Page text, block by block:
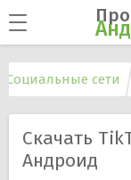
Социальные сети
Скачать
Андроид